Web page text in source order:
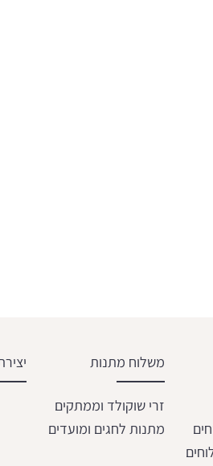
משלוח מתנות
זרי שוקולד וממתקים
מתנות לחגים ומועדים